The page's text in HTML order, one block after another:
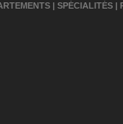
| SPÉCIALITÉS |